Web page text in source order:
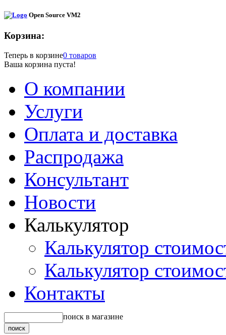
Open Source VM2
Корзина:
Теперь в корзине0 товаров
Ваша корзина пуста!
О компании
Услуги
Оплата и доставка
Распродажа
Консультант
Новости
Калькулятор
Калькулятор
Калькулятор
Контакты
поиск в магазине